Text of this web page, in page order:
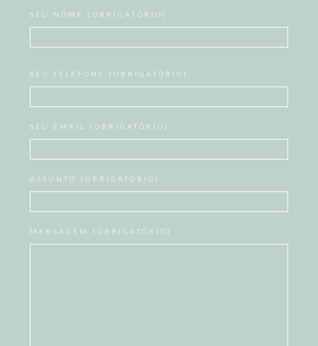
SEU NOME (OBRIGATÓRIO)
SEU TELEFONE (OBRIGATÓRIO)
SEU EMAIL (OBRIGATÓRIO)
ASSUNTO (OBRIGATÓRIO)
MENSAGEM (OBRIGATÓRIO)